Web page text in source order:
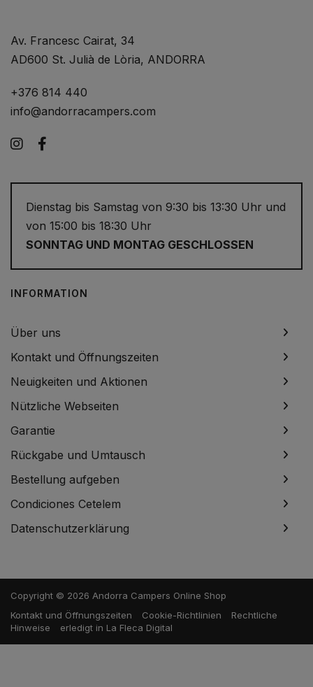
Av. Francesc Cairat, 34
AD600 St. Julià de Lòria, ANDORRA
+376 814 440
info@andorracampers.com
Instagram
Dienstag bis Samstag von 9:30 bis 13:30 Uhr und
von 15:00 bis 18:30 Uhr
SONNTAG UND MONTAG GESCHLOSSEN
INFORMATION
Über uns
Kontakt und Öffnungszeiten
Neuigkeiten und Aktionen
Nützliche Webseiten
Garantie
Rückgabe und Umtausch
Bestellung aufgeben
Condiciones Cetelem
Datenschutzerklärung
Copyright © 2026 Andorra Campers Online Shop
Kontakt und Öffnungszeiten
Cookie-Richtlinien
Rechtliche
Hinweise
erledigt in La Fleca Digital